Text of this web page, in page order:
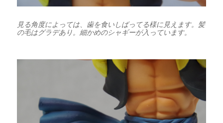
見る角度によっては、歯を食いしばってる様に見えます。髪
の毛はグラデあり。細かめのシャギーが入っています。